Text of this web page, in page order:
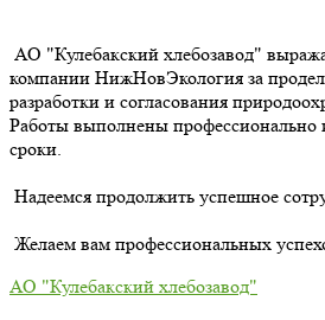
АО "Кулебакский хлебозавод"
компании НижНовЭкология за
разработки и согласования
Работы выполнены профессионально
сроки.
Надеемся продолжить успешное
Желаем вам профессиональных
АО "Кулебакский хлебозавод"